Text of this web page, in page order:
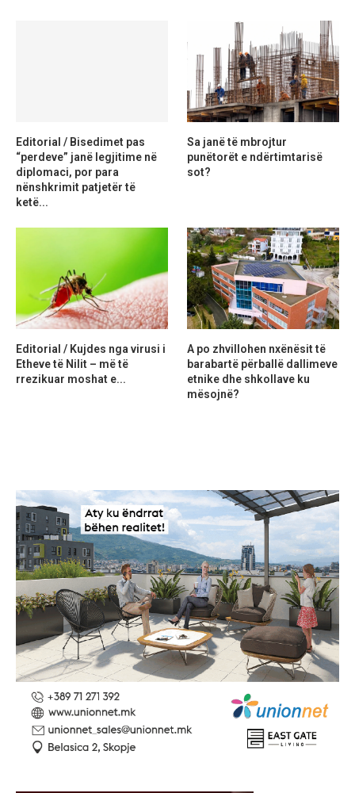
Editorial / Bisedimet pas
“perdeve” janë legjitime në
diplomaci, por para
nënshkrimit patjetër të
ketë...
Sa janë të mbrojtur
punëtorët e ndërtimtarisë
sot?
Editorial / Kujdes nga virusi i
Etheve të Nilit – më të
rrezikuar moshat e...
A po zhvillohen nxënësit të
barabartë përballë dallimeve
etnike dhe shkollave ku
mësojnë?